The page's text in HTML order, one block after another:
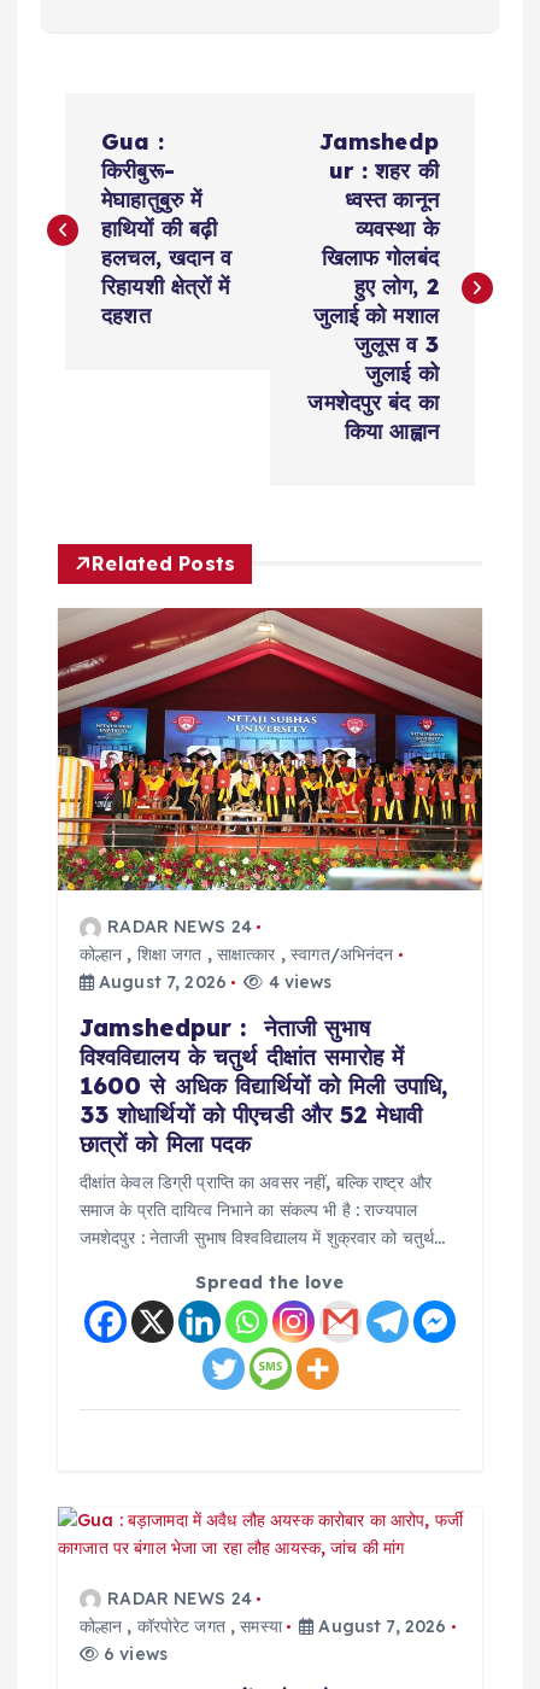
s
g
a
t
o
n
Gua :
किरीबुरू-
मेघाहातुबुरु में
हाथियों की बढ़ी
हलचल, खदान व
रिहायशी क्षेत्रों में
दहशत
Jamshedp
ur : शहर की
ध्वस्त कानून
व्यवस्था के
खिलाफ गोलबंद
हुए लोग, 2
जुलाई को मशाल
जुलूस व 3
जुलाई को
जमशेदपुर बंद का
किया आह्वान
Related Posts
RADAR NEWS 24
कोल्हान , शिक्षा जगत , साक्षात्कार ,स्वागत/अभिनंदन
August 7, 2026
4 views
Jamshedpur : नेताजी सुभाष
विश्वविद्यालय के चतुर्थ दीक्षांत समारोह में
1600 से अधिक विद्यार्थियों को मिली उपाधि,
33 शोधार्थियों को पीएचडी और 52 मेधावी
छात्रों को मिला पदक
दीक्षांत केवल डिग्री प्राप्ति का अवसर नहीं, बल्कि राष्ट्र और
समाज के प्रति दायित्व निभाने का संकल्प भी है : राज्यपाल
जमशेदपुर : नेताजी सुभाष विश्वविद्यालय में शुक्रवार को चतुर्थ…
Spread the love
RADAR NEWS 24
कोल्हान , कॉरपोरेट जगत,समस्या
August 7, 2026
6 views